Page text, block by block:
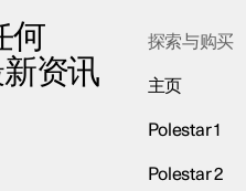
何
新资讯
探索与购买
主页
Polestar 1
Polestar 2